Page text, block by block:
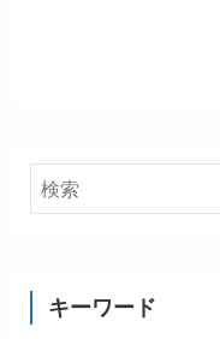
キーワード